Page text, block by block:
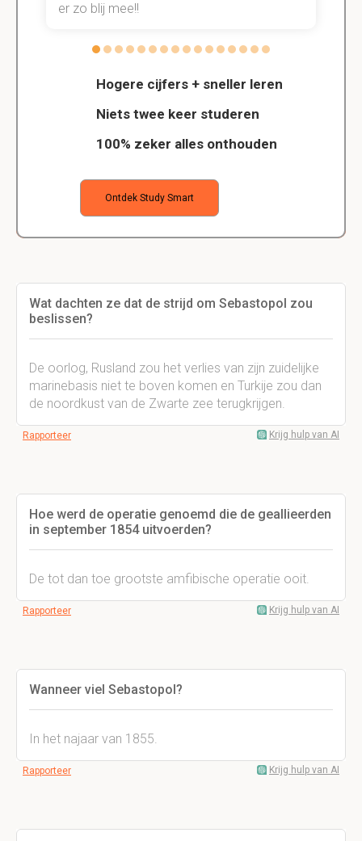
Hogere cijfers + sneller leren
Niets twee keer studeren
100% zeker alles onthouden
Ontdek Study Smart
er zo blij mee!!
Wat dachten ze dat de strijd om Sebastopol zou
beslissen?
De oorlog, Rusland zou het verlies van zijn zuidelijke
marinebasis niet te boven komen en Turkije zou dan
de noordkust van de Zwarte zee terugkrijgen.
Rapporteer Krijg hulp van AI
Hoe werd de operatie genoemd die de geallieerden
in september 1854 uitvoerden?
De tot dan toe grootste amfibische operatie ooit.
Rapporteer Krijg hulp van AI
Wanneer viel Sebastopol?
In het najaar van 1855.
Rapporteer Krijg hulp van AI